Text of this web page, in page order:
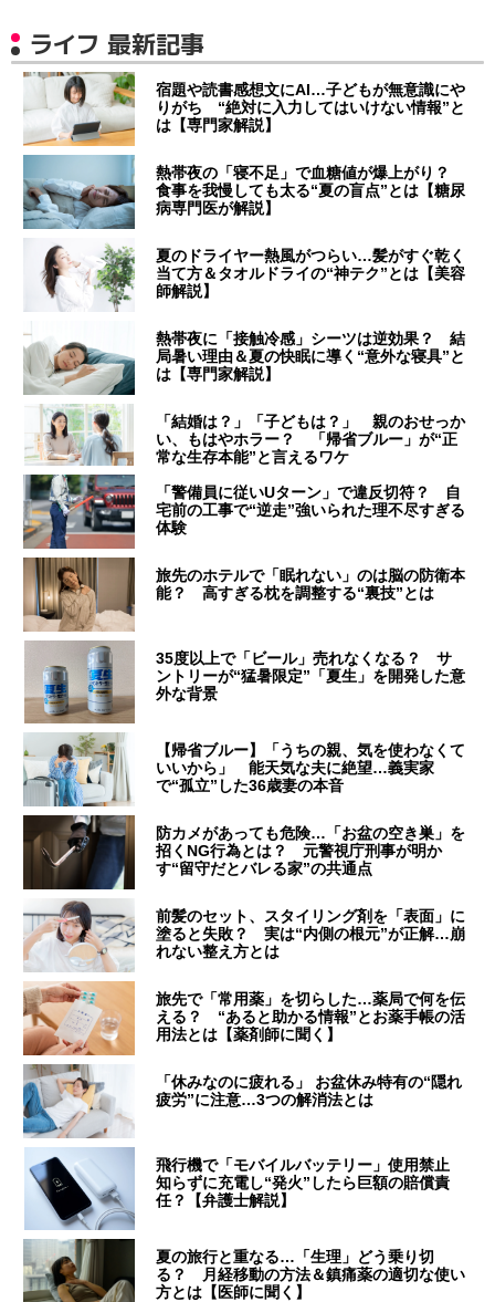
ライフ 最新記事
宿題や読書感想文にAI…子どもが無意識にや
りがち “絶対に入力してはいけない情報”と
は【専門家解説】
熱帯夜の「寝不足」で血糖値が爆上がり？
食事を我慢しても太る“夏の盲点”とは【糖尿
病専門医が解説】
夏のドライヤー熱風がつらい…髪がすぐ乾く
当て方＆タオルドライの“神テク”とは【美容
師解説】
熱帯夜に「接触冷感」シーツは逆効果？ 結
局暑い理由＆夏の快眠に導く“意外な寝具”と
は【専門家解説】
「結婚は？」「子どもは？」 親のおせっか
い、もはやホラー？ 「帰省ブルー」が“正
常な生存本能”と言えるワケ
「警備員に従いUターン」で違反切符？ 自
宅前の工事で“逆走”強いられた理不尽すぎる
体験
旅先のホテルで「眠れない」のは脳の防衛本
能？ 高すぎる枕を調整する“裏技”とは
35度以上で「ビール」売れなくなる？ サ
ントリーが“猛暑限定”「夏生」を開発した意
外な背景
【帰省ブルー】「うちの親、気を使わなくて
いいから」 能天気な夫に絶望…義実家
で“孤立”した36歳妻の本音
防カメがあっても危険…「お盆の空き巣」を
招くNG行為とは？ 元警視庁刑事が明か
す“留守だとバレる家”の共通点
前髪のセット、スタイリング剤を「表面」に
塗ると失敗？ 実は“内側の根元”が正解…崩
れない整え方とは
旅先で「常用薬」を切らした…薬局で何を伝
える？ “あると助かる情報”とお薬手帳の活
用法とは【薬剤師に聞く】
「休みなのに疲れる」 お盆休み特有の“隠れ
疲労”に注意…3つの解消法とは
飛行機で「モバイルバッテリー」使用禁止
知らずに充電し“発火”したら巨額の賠償責
任？【弁護士解説】
夏の旅行と重なる…「生理」どう乗り切
る？ 月経移動の方法＆鎮痛薬の適切な使い
方とは【医師に聞く】